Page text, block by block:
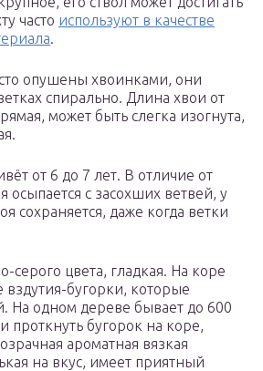
часто используют в качестве
опушены хвоинками, они
спирально. Длина хвои от
может быть слегка изогнута,
от 6 до 7 лет. В отличие от
осыпается с засохших ветвей, у
сохраняется, даже когда ветки
серого цвета, гладкая. На коре
вздутия-бугорки, которые
На одном дереве бывает до 600
проткнуть бугорок на коре,
ароматная вязкая
на вкус, имеет приятный